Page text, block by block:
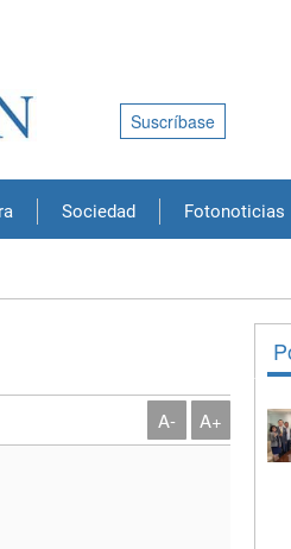
Sociedad Fotonoticias
Suscríbase
A- A+